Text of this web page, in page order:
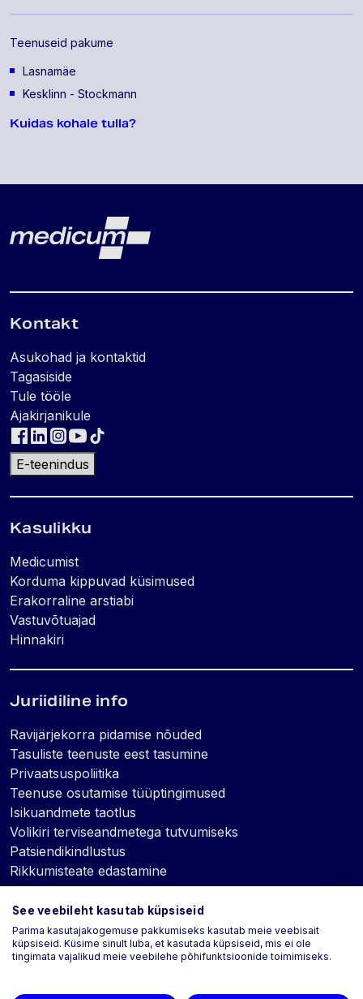
Teenuseid pakume
Lasnamäe
Kesklinn - Stockmann
Kuidas kohale tulla?
Lehe jalus
Kontakt
Asukohad ja kontaktid
Tagasiside
Tule tööle
Ajakirjanikule
E-teenindus
Kasulikku
Medicumist
Korduma kippuvad küsimused
Erakorraline arstiabi
Vastuvõtuajad
Hinnakiri
Juriidiline info
Ravijärjekorra pidamise nõuded
Tasuliste teenuste eest tasumine
Privaatsuspoliitika
Teenuse osutamise tüüptingimused
Isikuandmete taotlus
Volikiri terviseandmetega tutvumiseks
Patsiendikindlustus
Rikkumisteate edastamine
Küpsised
See veebileht kasutab küpsiseid
Parima kasutajakogemuse pakkumiseks kasutab meie veebisait
küpsiseid. Küsime sinult luba, et kasutada küpsiseid, mis ei ole
tingimata vajalikud meie veebilehe põhifunktsioonide toimimiseks.